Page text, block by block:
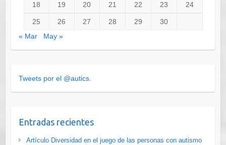
18 19 20 21 22 23 24
25 26 27 28 29
30
« Mar
May »
Tweets por el @autics.
Entradas recientes
Artículo Diversidad en el juego de las personas con autismo